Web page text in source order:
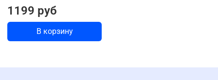
1199 руб
В корзину